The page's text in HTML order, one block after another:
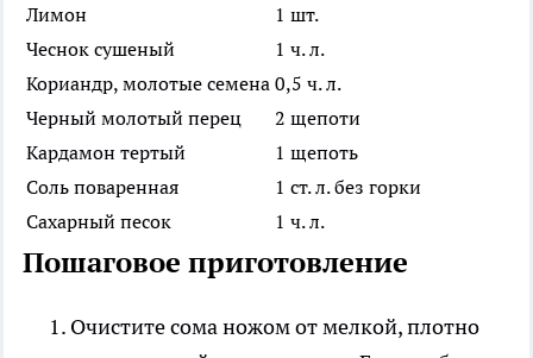
Лимон
1 шт.
Чеснок сушеный
1 ч. л.
Кориандр, молотые семена 0,5 ч. л.
Черный молотый перец
2 щепоти
Кардамон тертый
1 щепоть
Соль поваренная
1 ст. л. без горки
Сахарный песок
1 ч. л.
Пошаговое приготовление
Очистите сома ножом от мелкой, плотно